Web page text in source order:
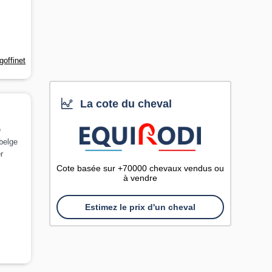
La cote du cheval
Cote basée sur +70000 chevaux vendus ou
à vendre
Estimez le prix d'un cheval